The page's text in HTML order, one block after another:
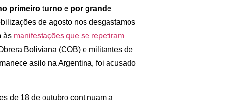
primeiro turno e por grande
de agosto nos desgastamos
às manifestações que se repetiram
Boliviana (COB) e militantes de
asilo na Argentina, foi acusado
de 18 de outubro continuam a